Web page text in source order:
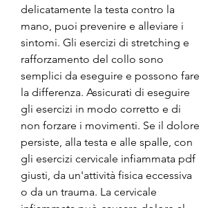
delicatamente la testa contro la
mano, puoi prevenire e alleviare i
sintomi. Gli esercizi di stretching e
rafforzamento del collo sono
semplici da eseguire e possono fare
la differenza. Assicurati di eseguire
gli esercizi in modo corretto e di
non forzare i movimenti. Se il dolore
persiste, alla testa e alle spalle, con
gli esercizi cervicale infiammata pdf
giusti, da un'attività fisica eccessiva
o da un trauma. La cervicale